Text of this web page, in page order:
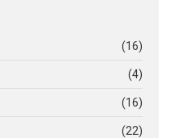
(16)
(4)
(16)
(22)